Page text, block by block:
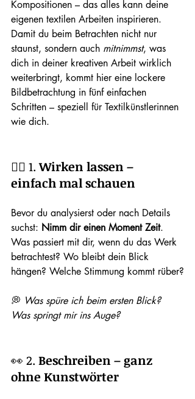
Kompositionen – das alles kann deine
eigenen textilen Arbeiten inspirieren.
Damit du beim Betrachten nicht nur
staunst, sondern auch mitnimmst, was
dich in deiner kreativen Arbeit wirklich
weiterbringt, kommt hier eine lockere
Bildbetrachtung in fünf einfachen
Schritten – speziell für Textilkünstlerinnen
wie dich.
🧘‍♀️ 1. Wirken lassen –
einfach mal schauen
Bevor du analysierst oder nach Details
suchst: Nimm dir einen Moment Zeit.
Was passiert mit dir, wenn du das Werk
betrachtest? Wo bleibt dein Blick
hängen? Welche Stimmung kommt rüber?
💭 Was spüre ich beim ersten Blick?
Was springt mir ins Auge?
👀 2. Beschreiben – ganz
ohne Kunstwörter